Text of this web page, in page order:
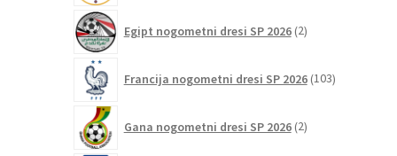
Egipt nogometni dresi SP 2026 2izdelka
Francija nogometni dresi SP 2026 103izdelki
Gana nogometni dresi SP 2026 2izdelka